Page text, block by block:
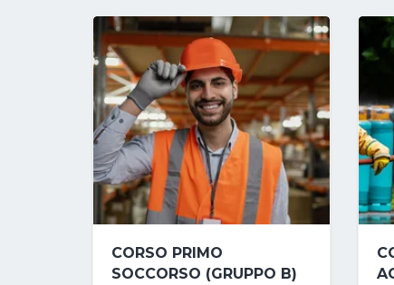
CORSO PRIMO
SOCCORSO (GRUPPO B)